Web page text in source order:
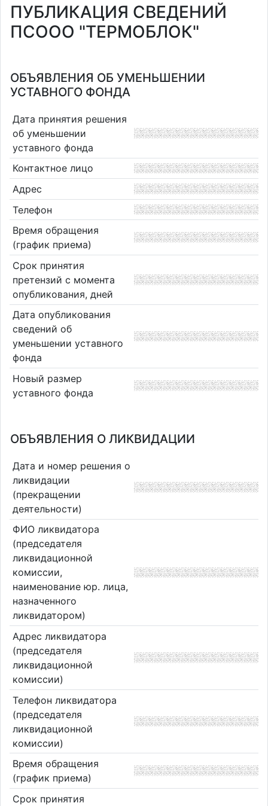
ПУБЛИКАЦИЯ СВЕДЕНИЙ
ПСООО "ТЕРМОБЛОК"
ОБЪЯВЛЕНИЯ ОБ УМЕНЬШЕНИИ
УСТАВНОГО ФОНДА
Дата принятия решения
об уменьшении
уставного фонда
Контактное лицо
Адрес
Телефон
Время обращения
(график приема)
Срок принятия
претензий с момента
опубликования, дней
Дата опубликования
сведений об
уменьшении уставного
фонда
Новый размер
уставного фонда
ОБЪЯВЛЕНИЯ О ЛИКВИДАЦИИ
Дата и номер решения о
ликвидации
(прекращении
деятельности)
ФИО ликвидатора
(председателя
ликвидационной
комиссии,
наименование юр. лица,
назначенного
ликвидатором)
Адрес ликвидатора
(председателя
ликвидационной
комиссии)
Телефон ликвидатора
(председателя
ликвидационной
комиссии)
Время обращения
(график приема)
Срок принятия